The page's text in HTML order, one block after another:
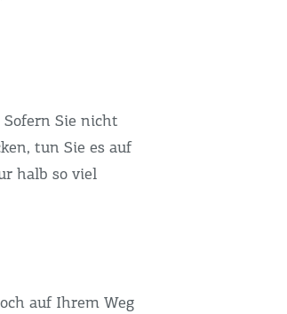
Sie nicht
tun Sie es auf
halb so viel
auf Ihrem Weg